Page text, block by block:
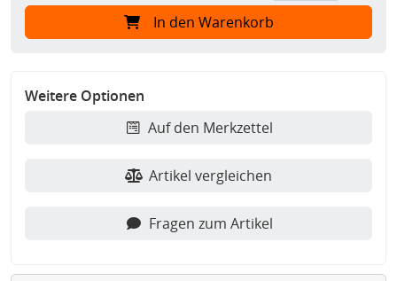
In den Warenkorb
Weitere Optionen
Auf den Merkzettel
Artikel vergleichen
Fragen zum Artikel